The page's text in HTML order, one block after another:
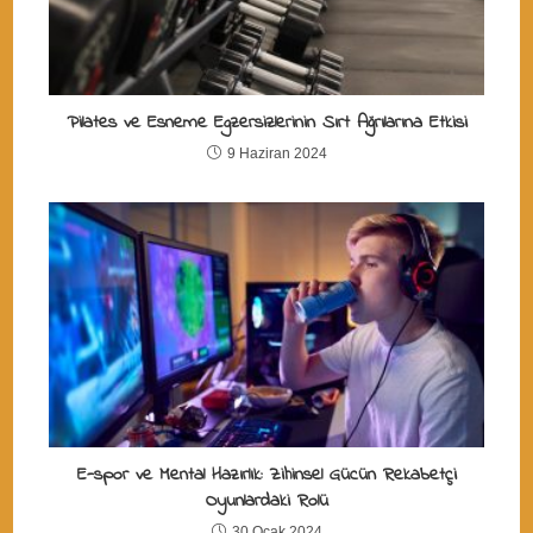
Pilates ve Esneme Egzersizlerinin Sırt Ağrılarına Etkisi
9 Haziran 2024
E-spor ve Mental Hazırlık: Zihinsel Gücün Rekabetçi
Oyunlardaki Rolü